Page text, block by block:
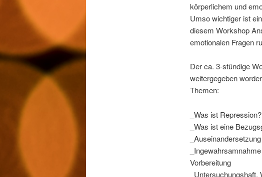
körperlichem und
Umso wichtiger ist
diesem Workshop
emotionalen Fragen
Der ca. 3-stündige
weitergegeben
Themen:
_Was ist Repression?
_Was ist eine
Vorbereitung